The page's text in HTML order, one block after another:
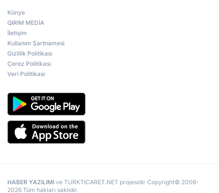
Künye
QIRIM MEDİA
İletişim
Kullanım Şartnamesi
Gizlilik Politikası
Çerez Politikası
Veri Politikası
HABER YAZILIMI ve TURKTICARET.NET projesidir Copyright© 2006-
2026 Tüm hakları saklıdır.